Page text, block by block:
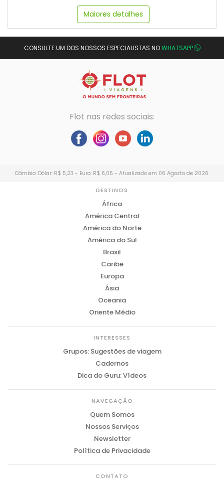
Maiores detalhes
CONSULTE UM DOS NOSSOS ESPECIALISTAS NOWHATSAPP
Flot nas redes sociais:
Câmbio: Dólar: R$ 5,23 - Euro: R$ 6,05 - Atualizado em 06 Agosto de 2026.
DESTINOS
África
América Central
América do Norte
América do Sul
Brasil
Caribe
Europa
Ásia
Oceania
Oriente Médio
INTERESSES
Grupos: Sugestões de viagem
Cadernos
Dica do Guru: Vídeos
NAVEGAÇÃO
Quem Somos
Nossos Serviços
Newsletter
Política de Privacidade
CONTATO